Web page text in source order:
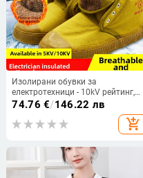
Изолирани обувки за
електротехници - 10kV рейтинг,
гумирана подметка, висок връх,
противохлъзгави
74.76 €/146.22 лв
add_shopping_cart